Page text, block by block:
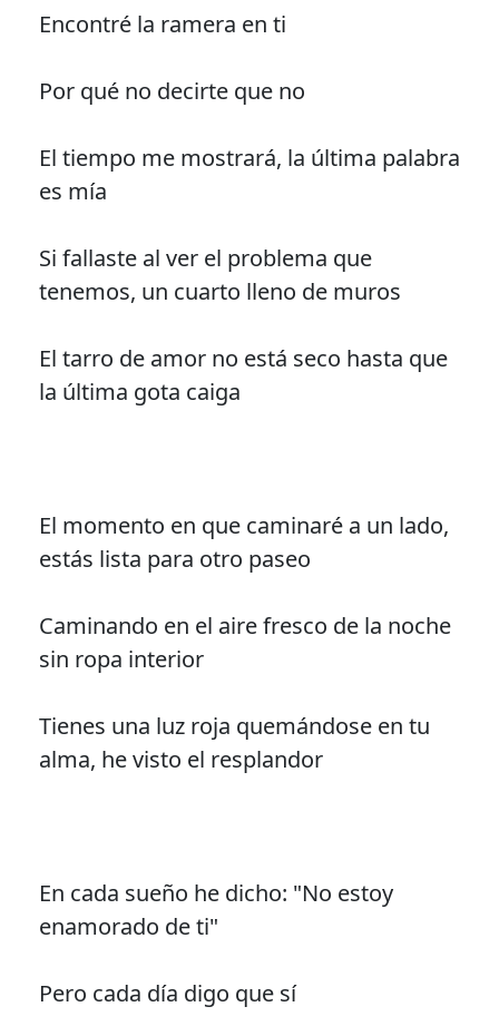
Encontré la ramera en ti
Por qué no decirte que no
El tiempo me mostrará, la última palabra
es mía
Si fallaste al ver el problema que
tenemos, un cuarto lleno de muros
El tarro de amor no está seco hasta que
la última gota caiga
El momento en que caminaré a un lado,
estás lista para otro paseo
Caminando en el aire fresco de la noche
sin ropa interior
Tienes una luz roja quemándose en tu
alma, he visto el resplandor
En cada sueño he dicho: "No estoy
enamorado de ti"
Pero cada día digo que sí